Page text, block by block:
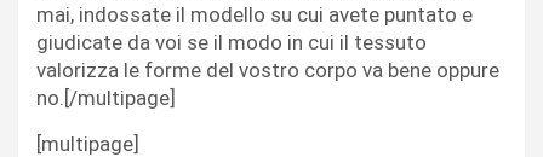
mai, indossate il modello su cui avete puntato e
giudicate da voi se il modo in cui il tessuto
valorizza le forme del vostro corpo va bene oppure
no.[/multipage]
[multipage]